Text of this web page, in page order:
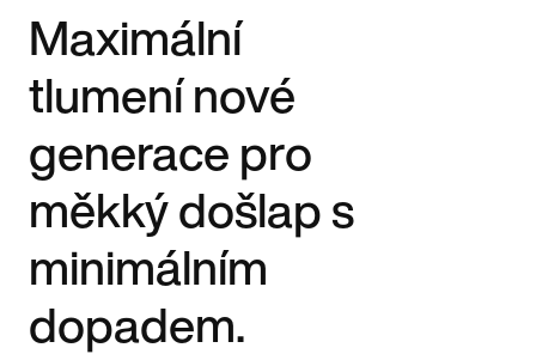
Maximální
tlumení nové
generace pro
měkký došlap s
minimálním
dopadem.